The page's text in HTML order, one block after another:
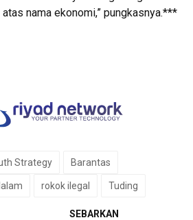
nama ekonomi,” pungkasnya.***
Strategy Barantas
rokok ilegal Tuding
SEBARKAN